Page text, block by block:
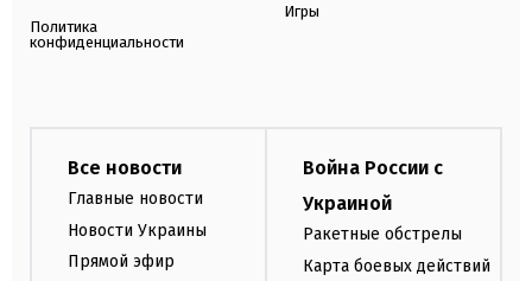
Политика
конфиденциальности
Игры
Все новости
Главные новости
Новости Украины
Прямой эфир
Война России с
Украиной
Ракетные обстрелы
Карта боевых действий